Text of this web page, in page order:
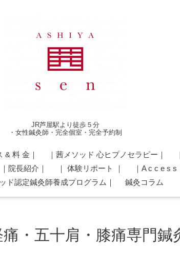
JR芦屋駅より徒歩５分
・女性鍼灸師・完全個室・完全予約制
& 料 金｜ ｜茜メソッド 心ヒプノセラピー｜
｜院長紹介｜ ｜ 体験リポート ｜ ｜A c c e s s
ド認定鍼灸師養成プログラム｜
鍼灸コラム
痛・五十肩・膝痛専門鍼